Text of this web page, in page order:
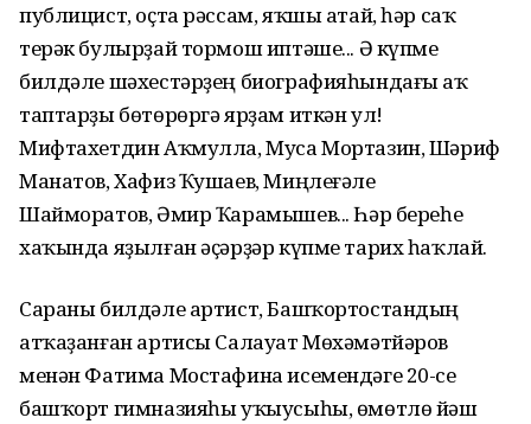
публицист, оҫта рәссам, яҡшы атай, һәр саҡ
терәк булырҙай тормош иптәше... Ә күпме
билдәле шәхестәрҙең биографияһындағы аҡ
таптарҙы бөтөрөргә ярҙам иткән ул!
Мифтахетдин Аҡмулла, Муса Мортазин, Шәриф
Манатов, Хафиз Ҡушаев, Миңлеғәле
Шайморатов, Әмир Ҡарамышев... Һәр береһе
хаҡында яҙылған әҫәрҙәр күпме тарих һаҡлай.
Сараны билдәле артист, Башҡортостандың
атҡаҙанған артисы Салауат Мөхәмәтйәров
менән Фатима Мостафина исемендәге 20-се
башҡорт гимназияһы уҡыусыһы, өмөтлө йәш